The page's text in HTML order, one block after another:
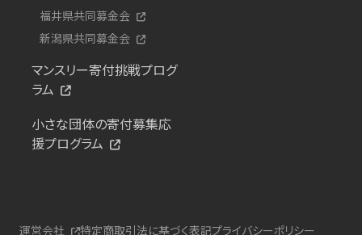
福井県共同募金会
新潟県共同募金会
マンスリー寄付挑戦プログ
ラム
小さな団体の寄付募集応
援プログラム
運営会社 特定商取引法に基づく表記プライバシーポリシー